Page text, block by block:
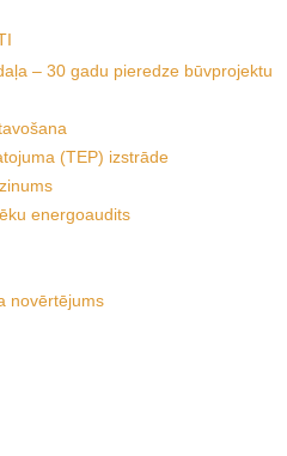
– 30 gadu pieredze būvprojektu
(TEP) izstrāde
energoaudits
novērtējums